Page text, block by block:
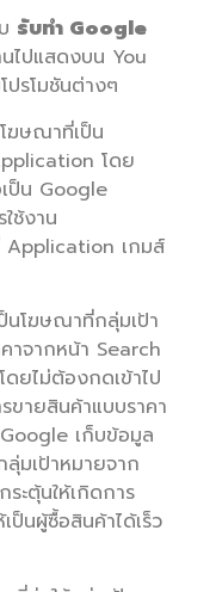
รับทำ Google
ไปแสดงบน You
ปรโมชันต่างๆ
ฆษณาที่เป็น
โดย
ป็น Google
ช้งาน
Application เกมส์
นโฆษณาที่กลุ่มเป้า
าจากหน้า Search
ยไม่ต้องกดเข้าไป
ขายสินค้าแบบราคา
เก็บข้อมูล
มเป้าหมายจาก
ะตุ้นให้เกิดการ
ป็นผู้ซื้อสินค้าได้เร็ว